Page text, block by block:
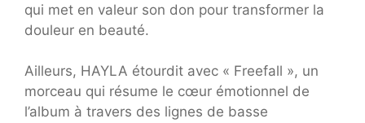
qui met en valeur son don pour transformer la
douleur en beauté.
Ailleurs, HAYLA étourdit avec « Freefall », un
morceau qui résume le cœur émotionnel de
l’album à travers des lignes de basse